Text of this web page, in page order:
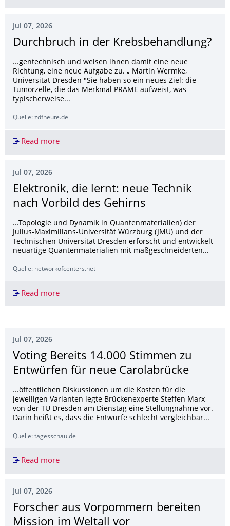
Jul 07, 2026
Durchbruch in der Krebsbehandlung?
...gentechnisch und weisen ihnen damit eine neue
Richtung, eine neue Aufgabe zu. „ Martin Wermke,
Universität Dresden "Sie haben so ein neues Ziel: die
Tumorzelle, die das Merkmal PRAME aufweist, was
typischerweise...
Quelle: zdfheute.de
Read moreDurchbruch in der Krebsbehandlung?
Jul 07, 2026
Elektronik, die lernt: neue Technik
nach Vorbild des Gehirns
...Topologie und Dynamik in Quantenmaterialien) der
Julius-Maximilians-Universität Würzburg (JMU) und der
Technischen Universität Dresden erforscht und entwickelt
neuartige Quantenmaterialien mit maßgeschneiderten...
Quelle: networkofcenters.net
Read moreElektronik, die lernt: neue Technik nach Vorbild
Jul 07, 2026
Voting Bereits 14.000 Stimmen zu
Entwürfen für neue Carolabrücke
...öffentlichen Diskussionen um die Kosten für die
jeweiligen Varianten legte Brückenexperte Steffen Marx
von der TU Dresden am Dienstag eine Stellungnahme vor.
Darin heißt es, dass die Entwürfe schlecht vergleichbar...
Quelle: tagesschau.de
Read moreVoting Bereits 14.000 Stimmen zu Entwürfen
Jul 07, 2026
Forscher aus Vorpommern bereiten
Mission im Weltall vor